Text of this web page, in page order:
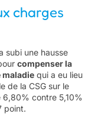
charges
subi une hausse
compenser la
qui a eu lieu
de la CSG sur le
6,80% contre 5,10%
point.